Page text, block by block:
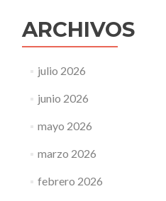
ARCHIVOS
julio 2026
junio 2026
mayo 2026
marzo 2026
febrero 2026